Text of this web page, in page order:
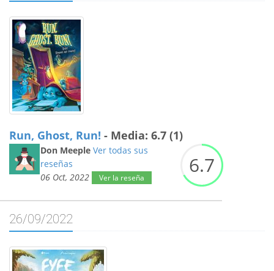
Run, Ghost, Run! - Media: 6.7 (1)
Don Meeple Ver todas sus
reseñas
06 Oct, 2022
Ver la reseña
6.7
26/09/2022